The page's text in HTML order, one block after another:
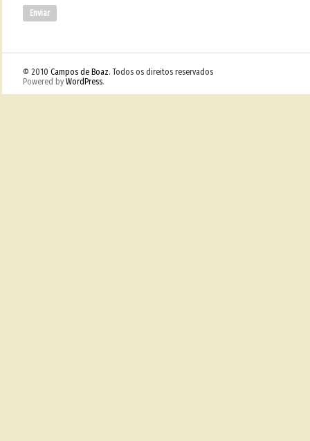
© 2010 Campos de Boaz. Todos os direitos reservados
Powered by WordPress.